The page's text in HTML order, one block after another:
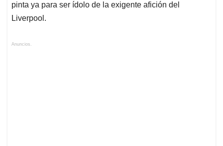
pinta ya para ser ídolo de la exigente afición del
Liverpool.
Anuncios.